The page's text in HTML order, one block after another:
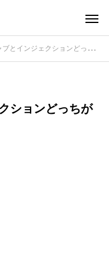
ェクションどっちがいい？特徴を徹底比較
ションどっちが